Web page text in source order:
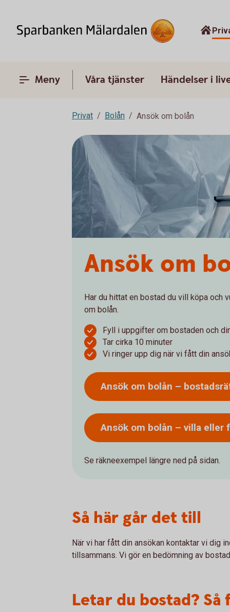
Meny Våra tjänster Händelser i
Privat Bolån Ansök om bolån
Ansök om
Har du hittat en bostad du vill köpa och
om bolån.
Fyll i uppgifter om bostaden och
Tar cirka 10 minuter
Vi ringer upp dig när vi fått din
Ansök om bolån –
Ansök om bolån – villa eller
Se räkneexempel längre ned på sidan.
Så här går det till
När vi har fått din ansökan kontaktar vi dig
tillsammans. Vi gör en bedömning av
Letar du bostad?